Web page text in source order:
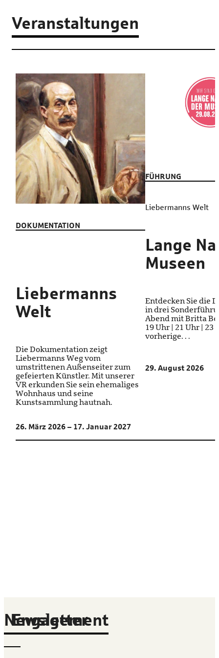
Veranstaltungen
DOKUMENTATION
Liebermanns
Welt
Die Dokumentation zeigt
Liebermanns Weg vom
umstrittenen Außenseiter zum
gefeierten Künstler. Mit unserer
VR erkunden Sie sein ehemaliges
Wohnhaus und seine
Kunstsammlung hautnah.
26. März 2026 – 17. Januar 2027
FÜHRUNG
Liebermanns Welt
Lange
Museen
Entdecken Sie die
in drei
Abend mit Britta
19 Uhr | 21 Uhr | 23
vorherige. . .
29. August 2026
Newsletter
Engagement